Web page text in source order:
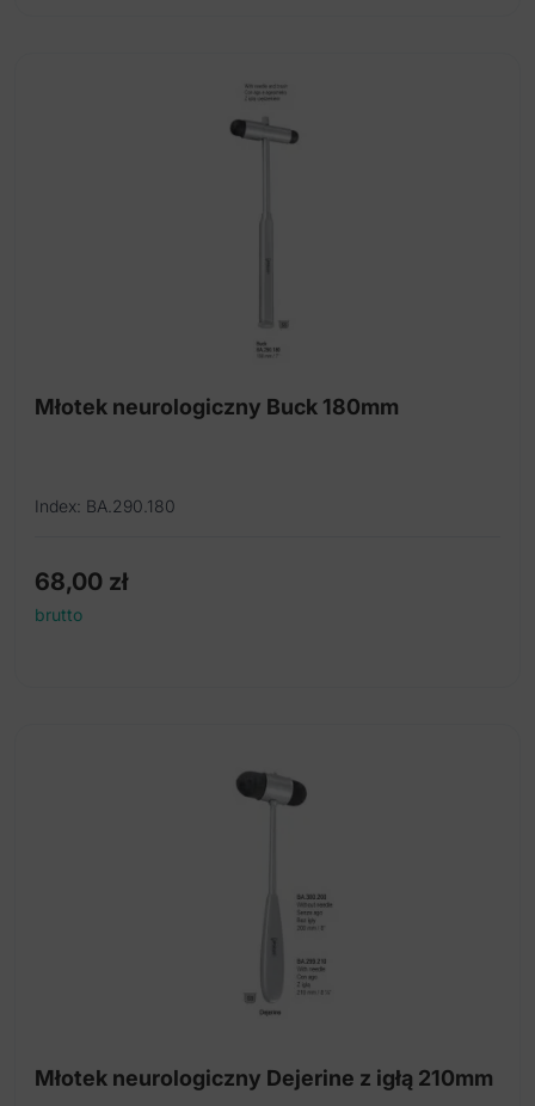
Młotek neurologiczny Buck 180mm
Index: BA.290.180
68,00 zł
brutto
Młotek neurologiczny Dejerine z igłą 210mm